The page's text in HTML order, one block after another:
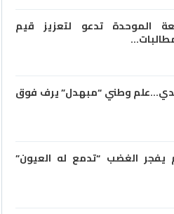
الموحدة تدعو لتعزيز قيم
وطني “مبهدل” يرف فوق
يفجر الغضب “تدمع له العيون”